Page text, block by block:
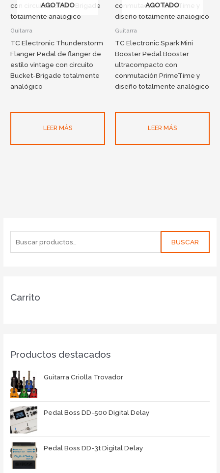
BUSCAR
Carrito
Productos destacados
Guitarra Criolla Trovador
Pedal Boss DD-500 Digital Delay
Pedal Boss DD-3t Digital Delay
AGOTADO
Guitarra
TC Electronic Thunderstorm
Flanger Pedal de flanger de
estilo vintage con circuito
Bucket-Brigade totalmente
analógico
LEER MÁS
AGOTADO
Guitarra
TC Electronic Spark Mini
Booster Pedal Booster
ultracompacto con
conmutación PrimeTime y
diseño totalmente analógico
LEER MÁS